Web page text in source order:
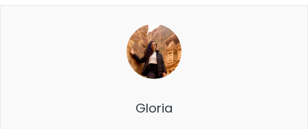
Gloria